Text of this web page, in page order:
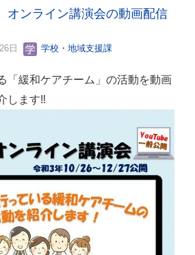
ンライン講演会の動画配信
日 学校・地域支援課
「緩和ケアチーム」の活動を動画
します‼